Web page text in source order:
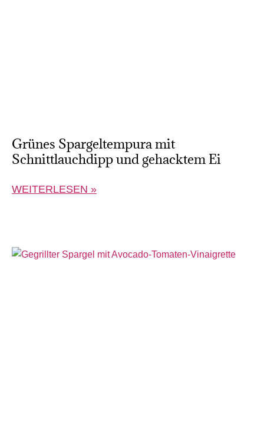
Grünes Spargeltempura mit
Schnittlauchdipp und gehacktem Ei
WEITERLESEN »